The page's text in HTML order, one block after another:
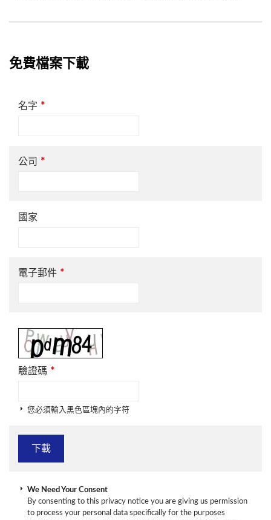
免費檔案下載
名字 *
公司 *
國家
電子郵件 *
驗證碼 *
您必須輸入黑色區塊內的字符
We Need Your Consent
By consenting to this privacy notice you are giving us permission
to process your personal data specifically for the purposes